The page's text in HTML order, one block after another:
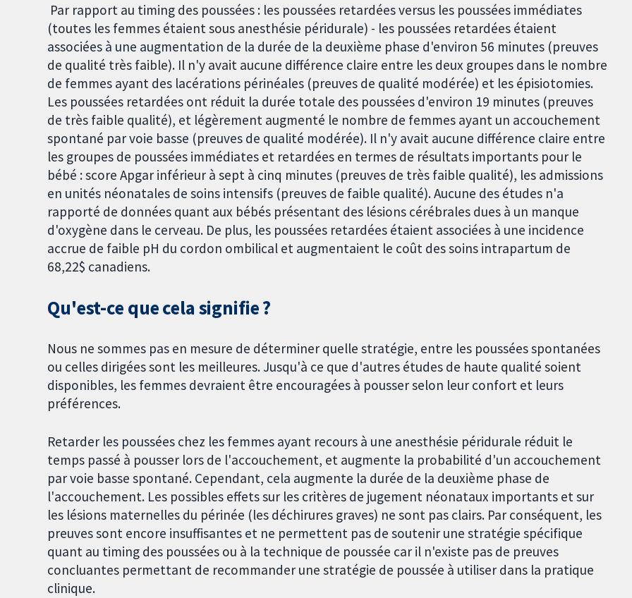
Par rapport au timing des poussées : les poussées retardées versus les poussées immédiates
(toutes les femmes étaient sous anesthésie péridurale) - les poussées retardées étaient
associées à une augmentation de la durée de la deuxième phase d'environ 56 minutes (preuves
de qualité très faible). Il n'y avait aucune différence claire entre les deux groupes dans le nombre
de femmes ayant des lacérations périnéales (preuves de qualité modérée) et les épisiotomies.
Les poussées retardées ont réduit la durée totale des poussées d'environ 19 minutes (preuves
de très faible qualité), et légèrement augmenté le nombre de femmes ayant un accouchement
spontané par voie basse (preuves de qualité modérée). Il n'y avait aucune différence claire entre
les groupes de poussées immédiates et retardées en termes de résultats importants pour le
bébé : score Apgar inférieur à sept à cinq minutes (preuves de très faible qualité), les admissions
en unités néonatales de soins intensifs (preuves de faible qualité). Aucune des études n'a
rapporté de données quant aux bébés présentant des lésions cérébrales dues à un manque
d'oxygène dans le cerveau. De plus, les poussées retardées étaient associées à une incidence
accrue de faible pH du cordon ombilical et augmentaient le coût des soins intrapartum de
68,22$ canadiens.
Qu'est-ce que cela signifie ?
Nous ne sommes pas en mesure de déterminer quelle stratégie, entre les poussées spontanées
ou celles dirigées sont les meilleures. Jusqu'à ce que d'autres études de haute qualité soient
disponibles, les femmes devraient être encouragées à pousser selon leur confort et leurs
préférences.
Retarder les poussées chez les femmes ayant recours à une anesthésie péridurale réduit le
temps passé à pousser lors de l'accouchement, et augmente la probabilité d'un accouchement
par voie basse spontané. Cependant, cela augmente la durée de la deuxième phase de
l'accouchement. Les possibles effets sur les critères de jugement néonataux importants et sur
les lésions maternelles du périnée (les déchirures graves) ne sont pas clairs. Par conséquent, les
preuves sont encore insuffisantes et ne permettent pas de soutenir une stratégie spécifique
quant au timing des poussées ou à la technique de poussée car il n'existe pas de preuves
concluantes permettant de recommander une stratégie de poussée à utiliser dans la pratique
clinique.